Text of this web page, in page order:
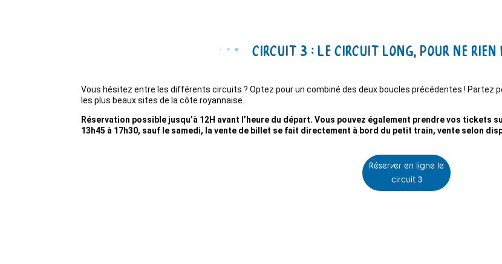
Circuit 3 : Le circuit long, pour ne rien
Vous hésitez entre les différents circuits ? Optez pour un combiné des deux boucles précédentes ! Partez
les plus beaux sites de la côte royannaise.
Réservation possible jusqu’à 12H avant l’heure du départ. Vous pouvez également prendre vos tickets
13h45 à 17h30, sauf le samedi, la vente de billet se fait directement à bord du petit train, vente selon
Réserver en ligne le
circuit 3